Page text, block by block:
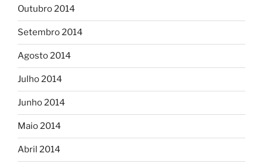
Outubro 2014
Setembro 2014
Agosto 2014
Julho 2014
Junho 2014
Maio 2014
Abril 2014